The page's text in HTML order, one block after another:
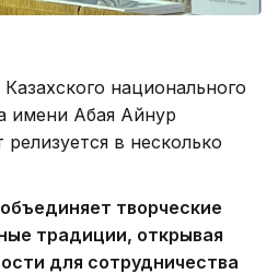
национального
имени Абая Айнур
в несколько
творческие
традиции, открывая
для сотрудничества